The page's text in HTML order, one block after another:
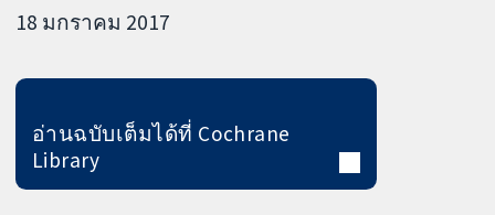
18 มกราคม 2017
อ่านฉบับเต็มได้ที่ Cochrane
Library